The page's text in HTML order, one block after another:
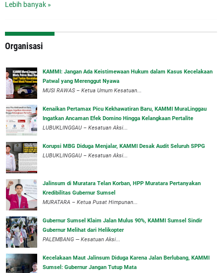
Lebih banyak »
Organisasi
‎KAMMI: Jangan Ada Keistimewaan Hukum dalam Kasus Kecelakaan
Patwal yang Merenggut Nyawa
‎MUSI RAWAS – Ketua Umum Kesatuan...
‎Kenaikan Pertamax Picu Kekhawatiran Baru, KAMMI MuraLinggau
Ingatkan Ancaman Efek Domino Hingga Kelangkaan Pertalite
‎LUBUKLINGGAU – Kesatuan Aksi...
Korupsi MBG Diduga Menjalar, KAMMI Desak Audit Seluruh SPPG
‎LUBUKLINGGAU – Kesatuan Aksi...
‎Jalinsum di Muratara Telan Korban, HPP Muratara Pertanyakan
Kredibilitas Gubernur Sumsel
MURATARA – Ketua Pusat Himpunan...
‎Gubernur Sumsel Klaim Jalan Mulus 90%, KAMMI Sumsel Sindir
Gubernur Melihat dari Helikopter
‎PALEMBANG — Kesatuan Aksi...
‎Kecelakaan Maut Jalinsum Diduga Karena Jalan Berlubang, KAMMI
Sumsel: Gubernur Jangan Tutup Mata